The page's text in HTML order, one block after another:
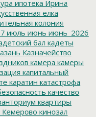
ипотека Ирина
елка
колония
июль июнь июнь_2026
бал кадеты
Казначейство
камера камеры
капитальный
каратин катастрофа
качество
квартиры
Кемерово кинозал